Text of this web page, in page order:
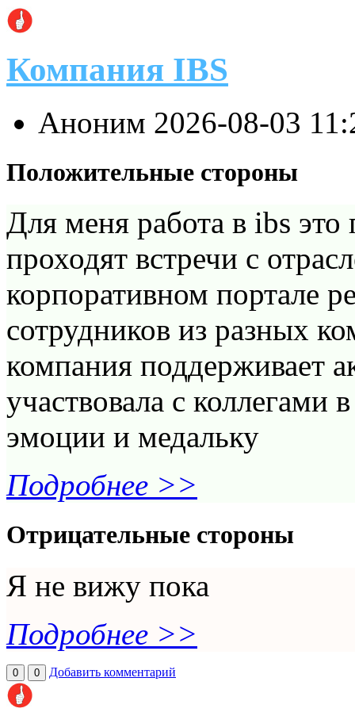
Компания IBS
Аноним 2026-08-03
Положительные стороны
Для меня работа в ibs это
проходят встречи с
корпоративном портале
сотрудников из разных
компания поддерживает
участвовала с
эмоции и медальку
Подробнее >>
Отрицательные стороны
Я не вижу пока
Подробнее >>
0 0 Добавить комментарий